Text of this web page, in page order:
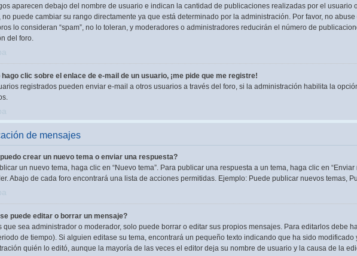
aparecen debajo del nombre de usuario e indican la cantidad de publicaciones realizadas por el
no puede cambiar su rango directamente ya que está determinado por la administración. Por favor, no
lo consideran “spam”, no lo toleran, y moderadores o administradores reducirán el número de
del foro.
hago clic sobre el enlace de e-mail de un usuario, ¡me pide que me registre!
registrados pueden enviar e-mail a otros usuarios a través del foro, si la administración habilita la
de mensajes
crear un nuevo tema o enviar una respuesta?
un nuevo tema, haga clic en “Nuevo tema”. Para publicar una respuesta a un tema, haga clic en
Abajo de cada foro encontrará una lista de acciones permitidas. Ejemplo: Puede publicar nuevos temas,
puede editar o borrar un mensaje?
que sea administrador o moderador, solo puede borrar o editar sus propios mensajes. Para editarlos debe
de tiempo). Si alguien editase su tema, encontrará un pequeño texto indicando que ha sido
quién lo editó, aunque la mayoría de las veces el editor deja su nombre de usuario y la causa de la